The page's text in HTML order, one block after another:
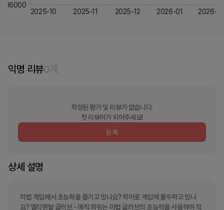
2025-10 2025-11 2025-12 2026-01 2026-
36000
익명 리뷰0개
작성된 평가 및 리뷰가 없습니다.
첫 리뷰어가 되어주세요!
등록
상세 설명
마법 게임에서 초능력을 즐기고 있나요? 히어로 게임에 몰두하고 있나
요? 엘리멘탈 글러브 - 매직 파워는 마법 글러브의 초능력을 사용하여 적